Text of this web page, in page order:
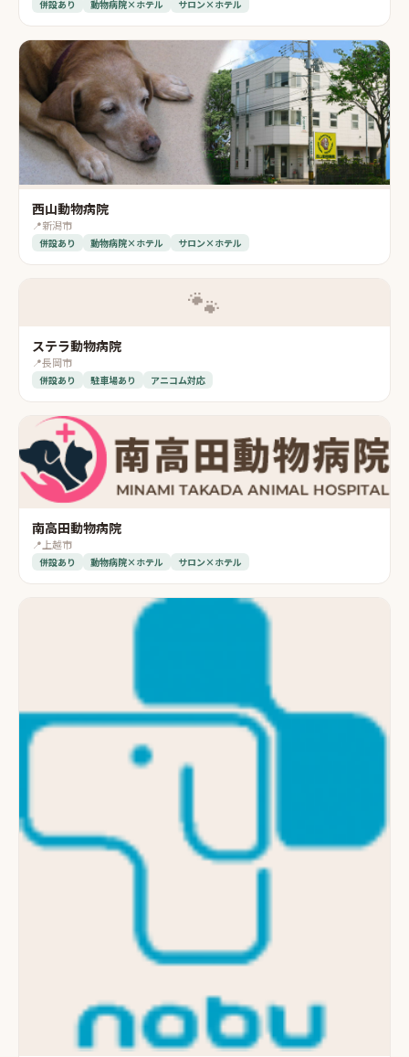
併設あり 動物病院×ホテル サロン×ホテル
西山動物病院
📍新潟市
併設あり 動物病院×ホテル サロン×ホテル
🐾
ステラ動物病院
📍長岡市
併設あり 駐車場あり アニコム対応
南高田動物病院
📍 上越市
併設あり 動物病院×ホテル サロン×ホテル